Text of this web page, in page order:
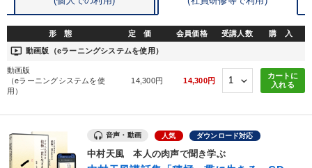
新技術 一倉定
全国経営者セミナー収録物以外の経営教材（全761タイトル）からお探
しいただけます
形 態 定 価 会員価格 受講人数 購 入
ondemand_video 動画版（eラーニングシステムを使用）
動画版
（eラーニングシステムを使
用）
14,300円 14,300円
カートに
入れる
音声・動画 人気 ダウンロード対応
中村天風 本人の肉声で聞き学ぶ